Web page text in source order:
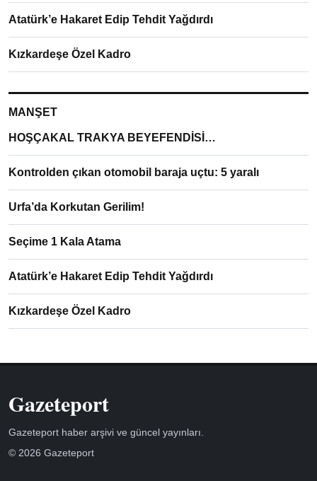
Atatürk’e Hakaret Edip Tehdit Yağdırdı
Kızkardeşe Özel Kadro
MANŞET
HOŞÇAKAL TRAKYA BEYEFENDİSİ…
Kontrolden çıkan otomobil baraja uçtu: 5 yaralı
Urfa’da Korkutan Gerilim!
Seçime 1 Kala Atama
Atatürk’e Hakaret Edip Tehdit Yağdırdı
Kızkardeşe Özel Kadro
Gazeteport
Gazeteport haber arşivi ve güncel yayınları.
© 2026 Gazeteport